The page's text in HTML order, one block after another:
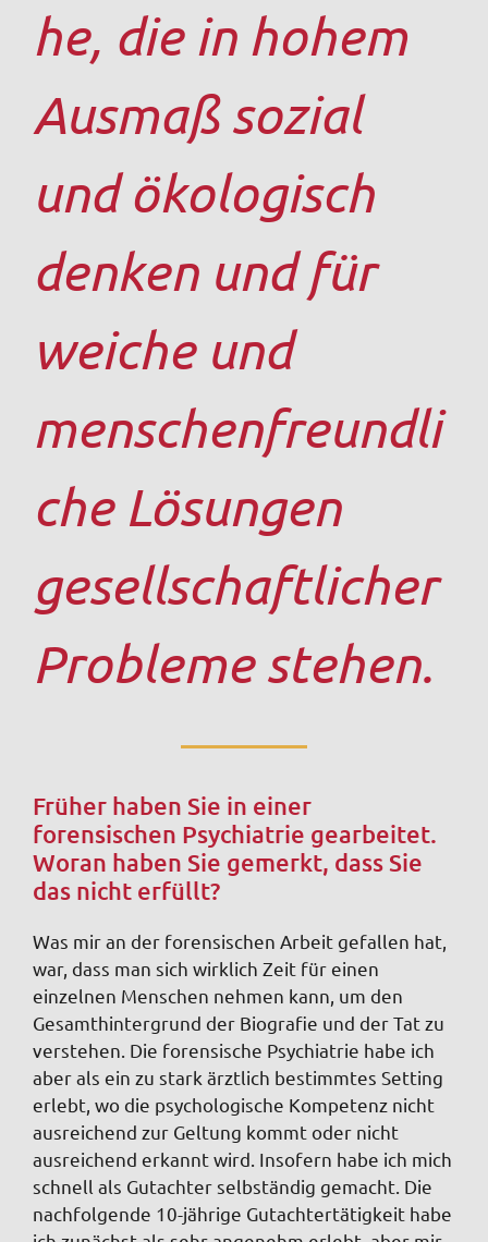
he, die in hohem
Ausmaß sozial
und ökologisch
denken und für
weiche und
menschenfreundli
che Lösungen
gesellschaftlicher
Probleme stehen.
Früher haben Sie in einer
forensischen Psychiatrie gearbeitet.
Woran haben Sie gemerkt, dass Sie
das nicht erfüllt?
Was mir an der forensischen Arbeit gefallen hat,
war, dass man sich wirklich Zeit für einen
einzelnen Menschen nehmen kann, um den
Gesamthintergrund der Biografie und der Tat zu
verstehen. Die forensische Psychiatrie habe ich
aber als ein zu stark ärztlich bestimmtes Setting
erlebt, wo die psychologische Kompetenz nicht
ausreichend zur Geltung kommt oder nicht
ausreichend erkannt wird. Insofern habe ich mich
schnell als Gutachter selbständig gemacht. Die
nachfolgende 10-jährige Gutachtertätigkeit habe